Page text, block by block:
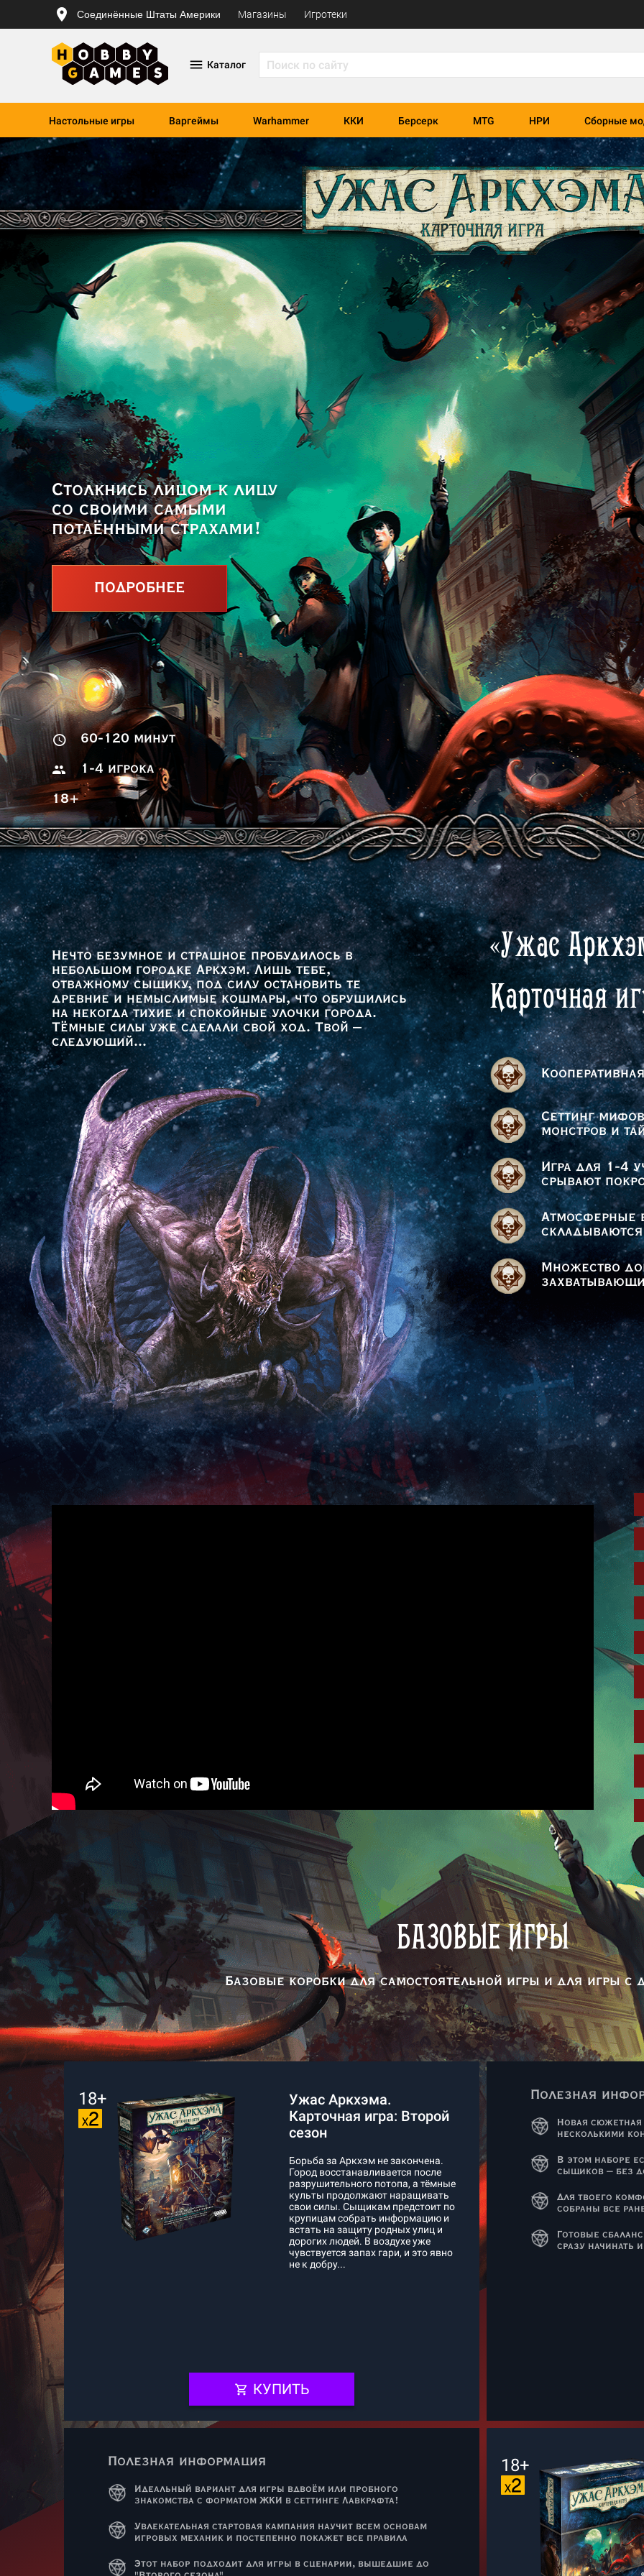
Соединённые Штаты Америки Магазины Игротеки
Каталог
Настольные игры Варгеймы Warhammer ККИ Берсерк MTG НРИ Сборные
Столкнись лицом к лицу
со своими самыми
потаёнными страхами!
ПОДРОБНЕЕ
60-120 минут
1-4 игрока
18+
Нечто безумное и страшное пробудилось в
небольшом городке Аркхэм. Лишь тебе,
отважному сыщику, под силу остановить те
древние и немыслимые кошмары, что обрушились
на некогда тихие и спокойные улочки города.
Тёмные силы уже сделали свой ход. Твой –
следующий...
«Ужас
Карточная
Сеттинг
монстров и
Игра для 1-4
срывают
Атмосферные
Множество
БАЗОВЫЕ ИГРЫ
Базовые коробки для самостоятельной игры и для игры с
18+
Ужас Аркхэма.
Карточная игра: Второй
сезон
Борьба за Аркхэм не закончена.
Город восстанавливается после
разрушительного потопа, а тёмные
культы продолжают наращивать
свои силы. Сыщикам предстоит по
крупицам собрать информацию и
встать на защиту родных улиц и
дорогих людей. В воздухе уже
чувствуется запах гари, и это явно
не к добру...
КУПИТЬ
Полезная
Новая
несколькими
В этом наборе
сыщиков – без
Для твоего
собраны все
Готовые
сразу начинать
Полезная информация
Идеальный вариант для игры вдвоём или пробного
знакомства с форматом ЖКИ в сеттинге Лавкрафта!
Увлекательная стартовая кампания научит всем основам
игровых механик и постепенно покажет все правила
Этот набор подходит для игры в сценарии, вышедшие до
18+